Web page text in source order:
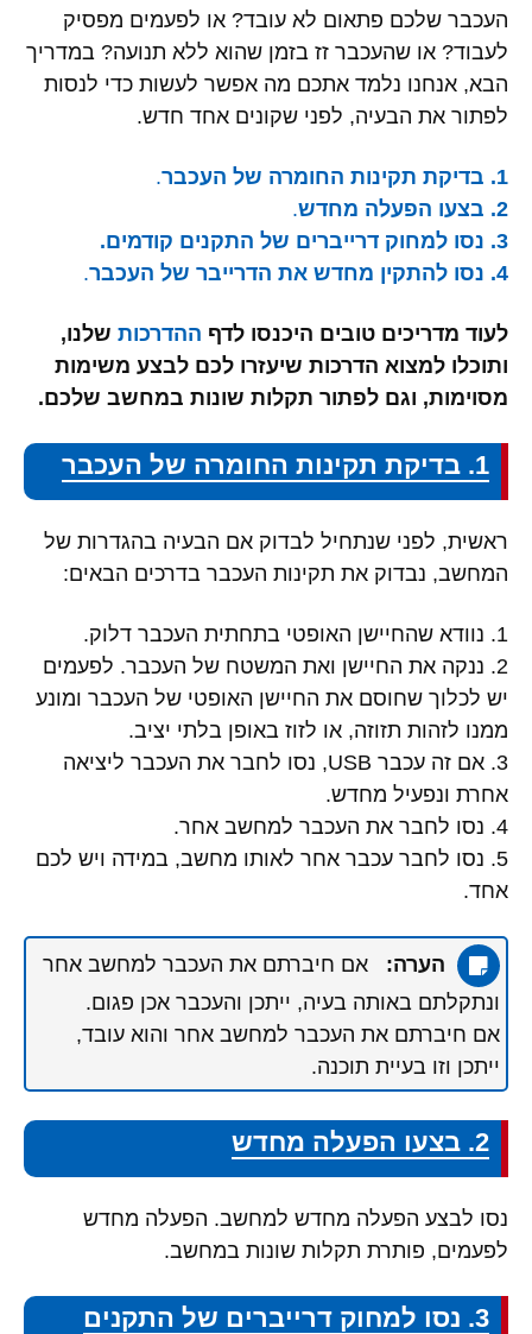
העכבר שלכם פתאום לא עובד? או לפעמים מפסיק
לעבוד? או שהעכבר זז בזמן שהוא ללא תנועה? במדריך
הבא, אנחנו נלמד אתכם מה אפשר לעשות כדי לנסות
לפתור את הבעיה, לפני שקונים אחד חדש.
1. בדיקת תקינות החומרה של העכבר
.
2. בצעו הפעלה מחדש
.
3. נסו למחוק דרייברים של התקנים קודמים.
4. נסו להתקין מחדש את הדרייבר של העכבר
.
לעוד מדריכים טובים היכנסו לדף ההדרכות שלנו,
ותוכלו למצוא הדרכות שיעזרו לכם לבצע משימות
מסוימות, וגם לפתור תקלות שונות במחשב שלכם.
1. בדיקת תקינות החומרה של העכבר
ראשית, לפני שנתחיל לבדוק אם הבעיה בהגדרות של
המחשב, נבדוק את תקינות העכבר בדרכים הבאים:
1. נוודא שהחיישן האופטי בתחתית העכבר דלוק.
2. ננקה את החיישן ואת המשטח של העכבר. לפעמים
יש לכלוך שחוסם את החיישן האופטי של העכבר ומונע
ממנו לזהות תזוזה, או לזוז באופן בלתי יציב.
3. אם זה עכבר USB, נסו לחבר את העכבר ליציאה
אחרת ונפעיל מחדש.
4. נסו לחבר את העכבר למחשב אחר.
5. נסו לחבר עכבר אחר לאותו מחשב, במידה ויש לכם
אחד.
הערה:
אם חיברתם את העכבר למחשב אחר
ונתקלתם באותה בעיה, ייתכן והעכבר אכן פגום.
אם חיברתם את העכבר למחשב אחר והוא עובד,
ייתכן וזו בעיית תוכנה.
2. בצעו הפעלה מחדש
נסו לבצע הפעלה מחדש למחשב. הפעלה מחדש
לפעמים, פותרת תקלות שונות במחשב.
3. נסו למחוק דרייברים של התקנים